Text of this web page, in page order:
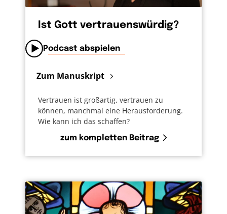
Ist Gott vertrauenswürdig?
Podcast abspielen
Zum Manuskript
Vertrauen ist großartig, vertrauen zu
können, manchmal eine Herausforderung.
Wie kann ich das schaffen?
zum kompletten Beitrag